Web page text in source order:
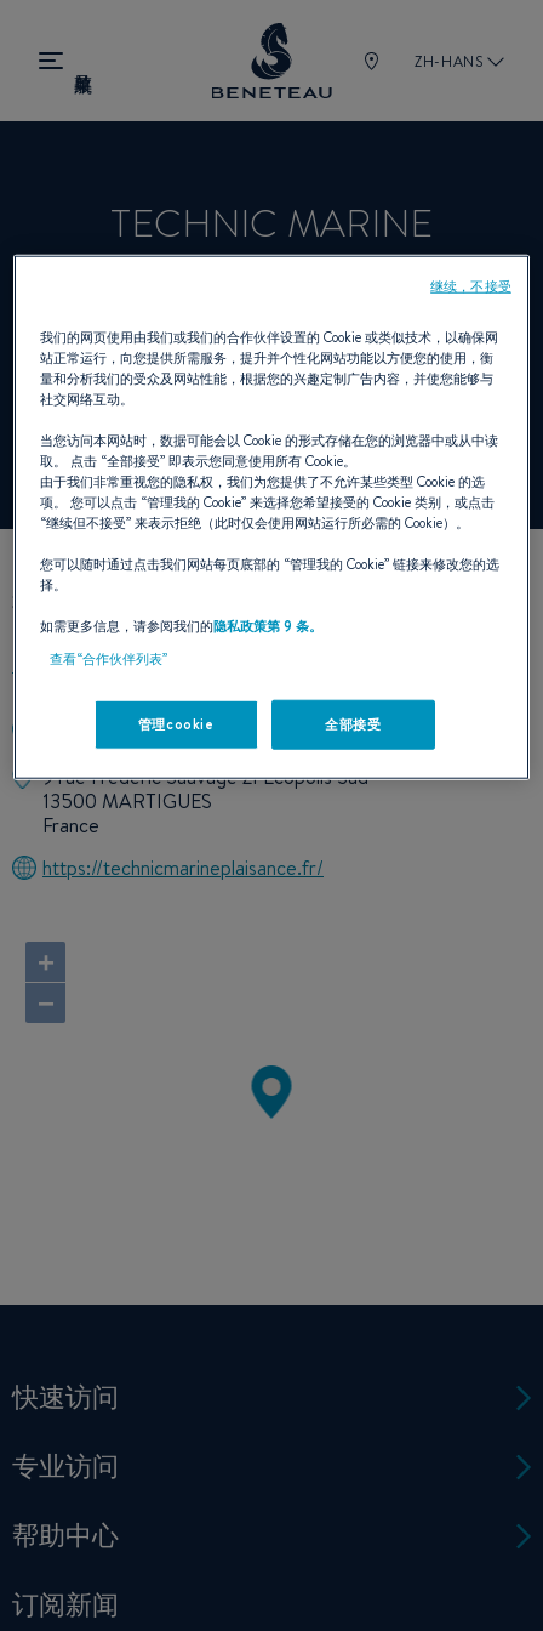
ZH-HANS
TECHNIC MARINE
经销商 帆船, 舷内机, 舷外机, 锋仕 为
我们的联络方式
+33442431610
9 rue Frédéric Sauvage ZI Ecopolis Sud
13500 MARTIGUES
France
https://technicmarineplaisance.fr/
+
−
快速访问
专业访问
帮助中心
订阅新闻
我们的网页使用由我们或我们的合作伙伴设置的 Cookie 或类似技术，以确保网
站正常运行，向您提供所需服务，提升并个性化网站功能以方便您的使用，衡
量和分析我们的受众及网站性能，根据您的兴趣定制广告内容，并使您能够与
社交网络互动。
当您访问本网站时，数据可能会以 Cookie 的形式存储在您的浏览器中或从中读
取。 点击 “全部接受”即表示您同意使用所有 Cookie。
由于我们非常重视您的隐私权，我们为您提供了不允许某些类型 Cookie 的选
项。 您可以点击 “管理我的 Cookie”来选择您希望接受的 Cookie 类别，或点击
“继续但不接受”来表示拒绝（此时仅会使用网站运行所必需的 Cookie）。
您可以随时通过点击我们网站每页底部的 “管理我的 Cookie”链接来修改您的选
择。
如需更多信息，请参阅我们的隐私政策第 9 条。
查看“合作伙伴列表”
管理cookie 全部接受
继续，不接受